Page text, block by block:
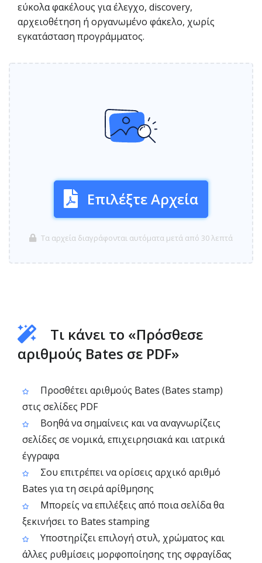
εύκολα φακέλους για έλεγχο, discovery,
αρχειοθέτηση ή οργανωμένο φάκελο, χωρίς
εγκατάσταση προγράμματος.
Επιλέξτε Αρχεία
Τα αρχεία διαγράφονται αυτόματα μετά από 30 λεπτά
Τι κάνει το «Πρόσθεσε
αριθμούς Bates σε PDF»
Προσθέτει αριθμούς Bates (Bates stamp)
στις σελίδες PDF
Βοηθά να σημαίνεις και να αναγνωρίζεις
σελίδες σε νομικά, επιχειρησιακά και ιατρικά
έγγραφα
Σου επιτρέπει να ορίσεις αρχικό αριθμό
Bates για τη σειρά αρίθμησης
Μπορείς να επιλέξεις από ποια σελίδα θα
ξεκινήσει το Bates stamping
Υποστηρίζει επιλογή στυλ, χρώματος και
άλλες ρυθμίσεις μορφοποίησης της σφραγίδας